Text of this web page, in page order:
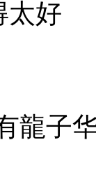
太好
龍子